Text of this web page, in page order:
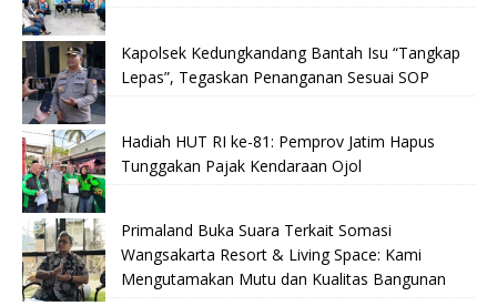
Kapolsek Kedungkandang Bantah Isu “Tangkap
Lepas”, Tegaskan Penanganan Sesuai SOP
Hadiah HUT RI ke-81: Pemprov Jatim Hapus
Tunggakan Pajak Kendaraan Ojol
Primaland Buka Suara Terkait Somasi
Wangsakarta Resort & Living Space: Kami
Mengutamakan Mutu dan Kualitas Bangunan